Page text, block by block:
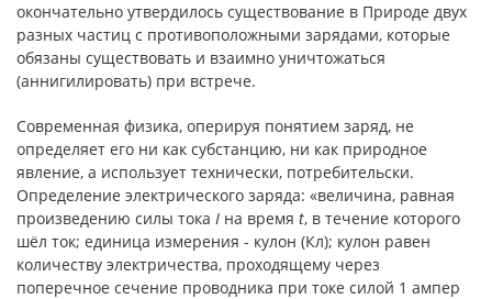
окончательно утвердилось существование в Природе двух
разных частиц с противоположными зарядами, которые
обязаны существовать и взаимно уничтожаться
(аннигилировать) при встрече.
Современная физика, оперируя понятием заряд, не
определяет его ни как субстанцию, ни как природное
явление, а использует технически, потребительски.
Определение электрического заряда: «величина, равная
произведению силы тока I на время t, в течение которого
шёл ток; единица измерения - кулон (Кл); кулон равен
количеству электричества, проходящему через
поперечное сечение проводника при токе силой 1 ампер